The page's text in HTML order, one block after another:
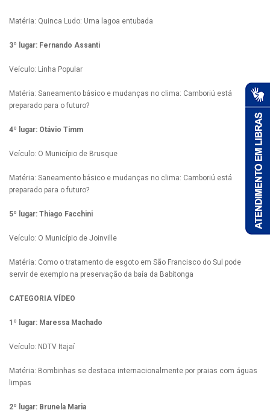
Matéria: Quinca Ludo: Uma lagoa entubada
3º lugar: Fernando Assanti
Veículo: Linha Popular
Matéria: Saneamento básico e mudanças no clima: Camboriú está
preparado para o futuro?
4º lugar: Otávio Timm
Veículo: O Município de Brusque
Matéria: Saneamento básico e mudanças no clima: Camboriú está
preparado para o futuro?
5º lugar: Thiago Facchini
Veículo: O Município de Joinville
Matéria: Como o tratamento de esgoto em São Francisco do Sul pode
servir de exemplo na preservação da baía da Babitonga
CATEGORIA VÍDEO
1º lugar: Maressa Machado
Veículo: NDTV Itajaí
Matéria: Bombinhas se destaca internacionalmente por praias com águas
limpas
2º lugar: Brunela Maria